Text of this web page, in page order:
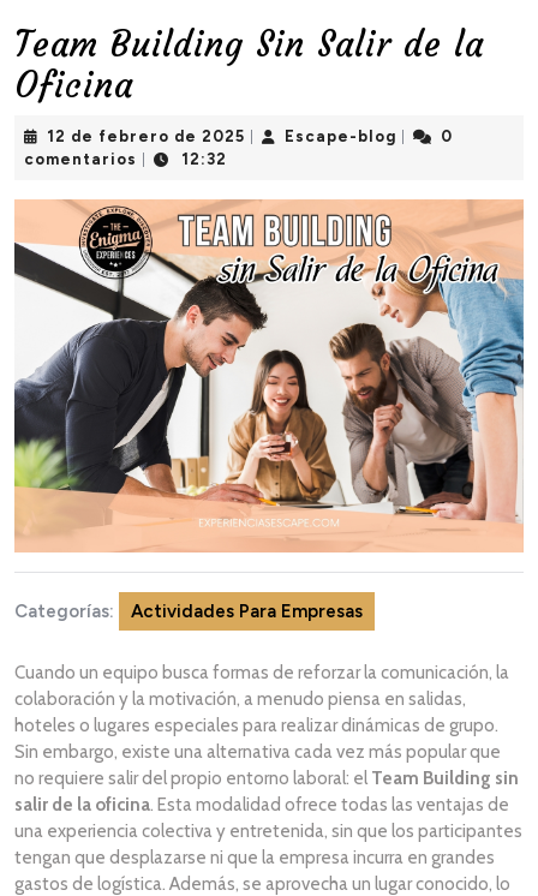
Team Building Sin Salir de la
Oficina
12 de febrero de 2025 12
de
2025
Escape-blog Escape-
0
comentarios
12:32
Categorías: Actividades Para Empresas
Cuando un equipo busca formas de reforzar la comunicación, la
colaboración y la motivación, a menudo piensa en salidas,
hoteles o lugares especiales para realizar dinámicas de grupo.
Sin embargo, existe una alternativa cada vez más popular que
no requiere salir del propio entorno laboral: el Team Building sin
salir de la oficina. Esta modalidad ofrece todas las ventajas de
una experiencia colectiva y entretenida, sin que los participantes
tengan que desplazarse ni que la empresa incurra en grandes
gastos de logística. Además, se aprovecha un lugar conocido, lo